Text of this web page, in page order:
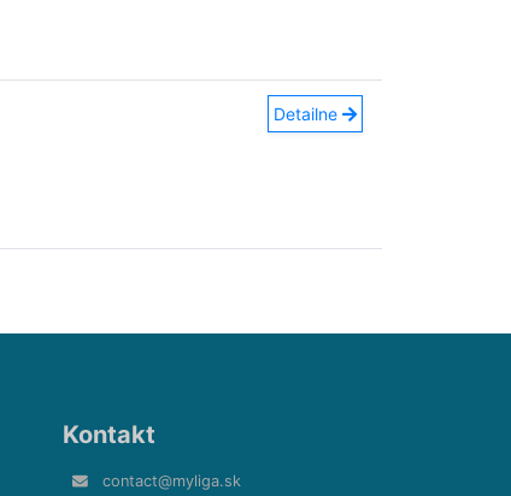
Detailne
Kontakt
contact@myliga.sk